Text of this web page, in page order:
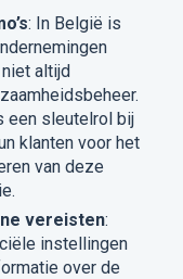
: In België is
altijd
een sleutelrol bij
klanten voor het
van deze
vereisten:
instellingen
over de